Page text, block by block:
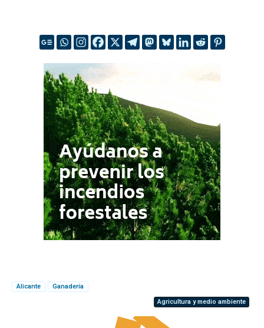
Alicante
Ganadería
Agricultura y medio ambiente